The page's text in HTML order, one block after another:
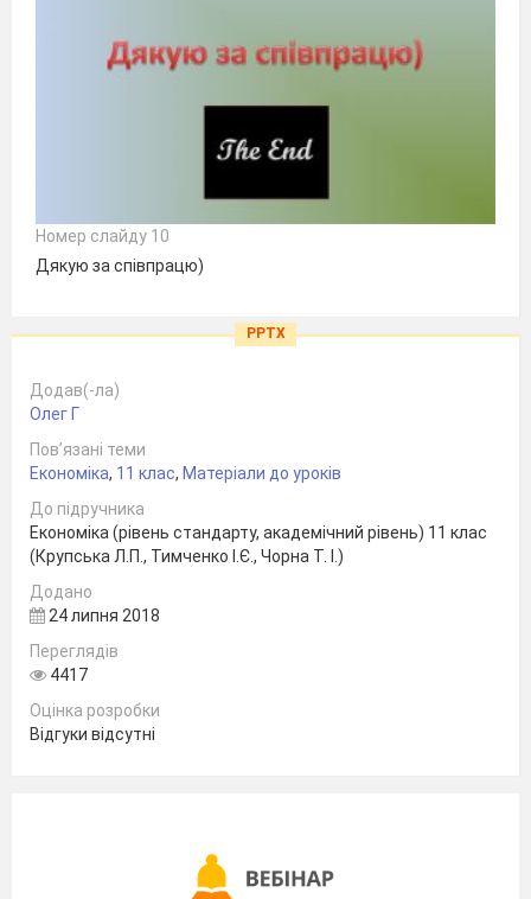
Номер слайду 10
Дякую за співпрацю)
PPTX
Додав(-ла)
Олег Г
Пов’язані теми
Економіка, 11 клас, Матеріали до уроків
До підручника
Економіка (рівень стандарту, академічний рівень) 11 клас
(Крупська Л.П., Тимченко І.Є., Чорна Т. І.)
Додано
24 липня 2018
Переглядів
4417
Оцінка розробки
Відгуки відсутні